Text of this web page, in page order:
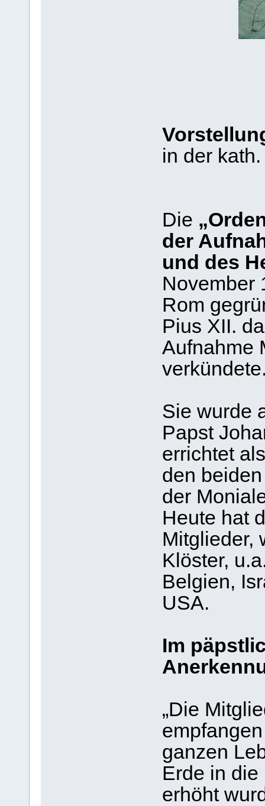
in der
Die
der
und des
November
Rom
Pius XII.
Aufnahme
Sie wurde
Papst
errichtet
den
der
Heute hat
Mitglieder,
Klöster,
Belgien,
USA.
Im
„Die
ganzen
Erde in die
erhöht